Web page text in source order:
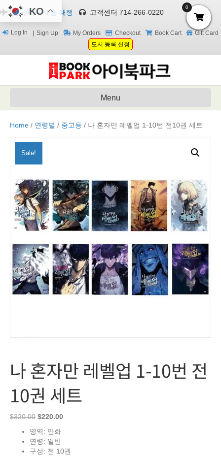
한국/미국 배송 대행 고객센터 714-266-0220
Log In Sign Up My Orders Checkout Book Cart
Gift Card
도서 등록 신청
Menu
Home / 연령별 / 중고등 / 나 혼자만 레벨업 1-10번 전10권 세트
Sale!
나 혼자만 레벨업 1-10번 전
10권 세트
$320.00 Original
was:
$320.00.
$220.00Current
영역: 만화
연령: 일반
구성: 전 10권
KO 0